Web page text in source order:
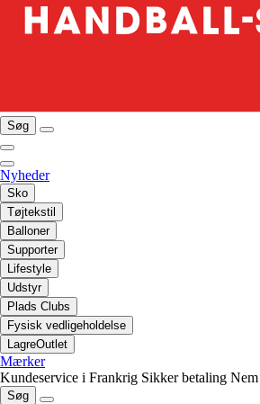
Søg
Nyheder
Sko
Tøjtekstil
Balloner
Supporter
Lifestyle
Udstyr
Plads Clubs
Fysisk vedligeholdelse
LagreOutlet
Mærker
Kundeservice i Frankrig Sikker betaling
Søg